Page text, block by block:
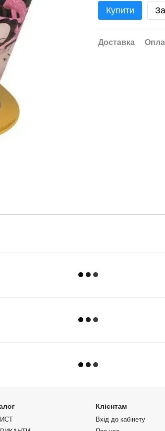
Купити
Доставка
Клієнтам
Вхід до кабінету